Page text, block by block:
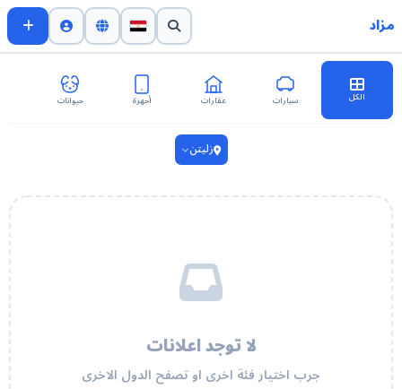
مزاد
الكل سيارات عقارات أجهزة حيوانات
زليتن
لا توجد اعلانات
جرب اختيار فئة اخرى او تصفح الدول الاخرى